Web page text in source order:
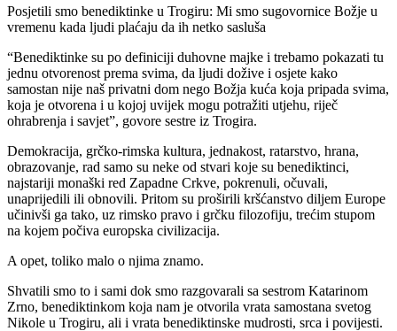
Posjetili smo benediktinke u Trogiru: Mi smo sugovornice Božje u
vremenu kada ljudi plaćaju da ih netko sasluša
“Benediktinke su po definiciji duhovne majke i trebamo pokazati tu
jednu otvorenost prema svima, da ljudi dožive i osjete kako
samostan nije naš privatni dom nego Božja kuća koja pripada svima,
koja je otvorena i u kojoj uvijek mogu potražiti utjehu, riječ
ohrabrenja i savjet”, govore sestre iz Trogira.
Demokracija, grčko-rimska kultura, jednakost, ratarstvo, hrana,
obrazovanje, rad samo su neke od stvari koje su benediktinci,
najstariji monaški red Zapadne Crkve, pokrenuli, očuvali,
unaprijedili ili obnovili. Pritom su proširili kršćanstvo diljem Europe
učinivši ga tako, uz rimsko pravo i grčku filozofiju, trećim stupom
na kojem počiva europska civilizacija.
A opet, toliko malo o njima znamo.
Shvatili smo to i sami dok smo razgovarali sa sestrom Katarinom
Zrno, benediktinkom koja nam je otvorila vrata samostana svetog
Nikole u Trogiru, ali i vrata benediktinske mudrosti, srca i povijesti.